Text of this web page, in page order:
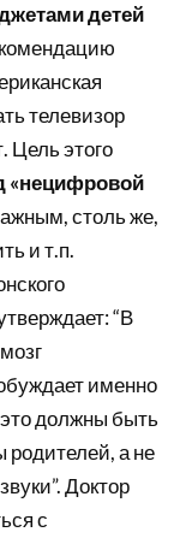
детей
телевизор
Цель этого
«нецифровой
столь же,
и т.п.
“В
именно
должны быть
родителей, а не
Доктор
с